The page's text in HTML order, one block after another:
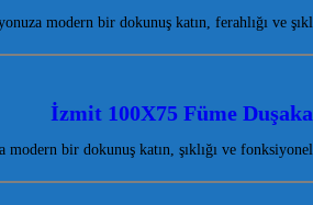
modern bir dokunuş katın, ferahlığı ve
İzmit 100X75 Füme
bir dokunuş katın, şıklığı ve